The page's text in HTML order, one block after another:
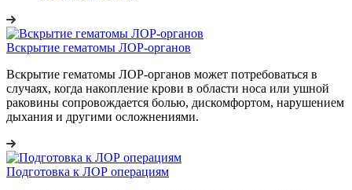
Вскрытие гематомы ЛОР-органов
Вскрытие гематомы ЛОР-органов может потребоваться в
случаях, когда накопление крови в области носа или ушной
раковины сопровождается болью, дискомфортом, нарушением
дыхания и другими осложнениями.
Подготовка к ЛОР операциям